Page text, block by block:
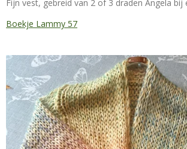
Fijn vest, gebreid van 2 of 3 draden Angela bij
Boekje Lammy 57